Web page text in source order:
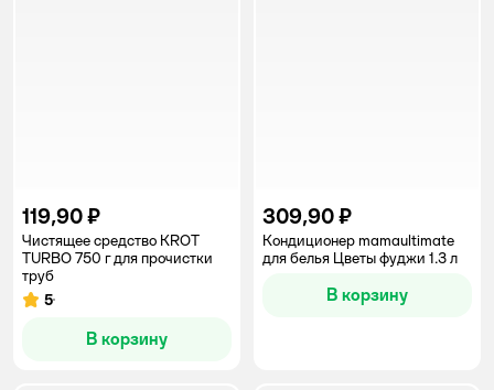
119,90 ₽
Чистящее средство KROT
TURBO 750 г для прочистки
труб
Рейтинг:
5
В корзину
309,90 ₽
Кондиционер mamaultimate
для белья Цветы фуджи 1.3 л
В корзину